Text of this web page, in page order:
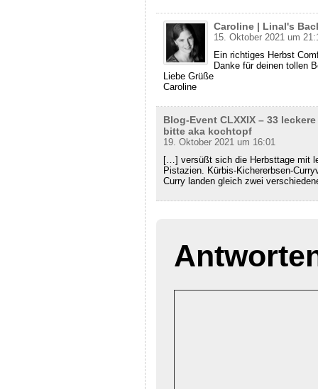
Caroline | Linal's
15. Oktober 2021 um
Ein richtiges Herbst
Danke für deinen tollen
Liebe Grüße
Caroline
Blog-Event CLXXIX – 33
bitte aka kochtopf
19. Oktober 2021 um 16:01
[…] versüßt sich die Herbsttage mit
Pistazien. Kürbis-Kichererbsen-
Curry landen gleich zwei